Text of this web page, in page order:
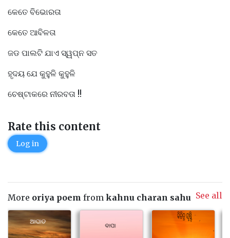
କେତେ ବିଭୋରତା
କେତେ ଆବିଳତା
ଜଡ ପାଲଟି ଯାଏ ସ୍ୱପ୍ନ ସତ
ହୃଦୟ ଯେ କୁହୁଳି କୁହୁଳି
ଚେଷ୍ଟାକରେ ନୀରବତା !!
Rate this content
Log in
More oriya poem from kahnu charan sahu See all